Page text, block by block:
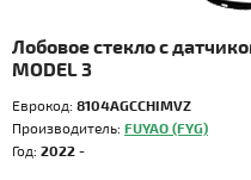
Лобовое стекло с
MODEL 3
Еврокод: 8104AGCCHIMVZ
Производитель: FUYAO (FYG)
Год: 2022 -